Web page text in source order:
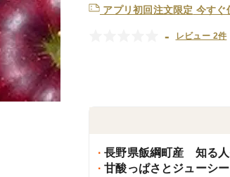
アプリ初回注文限定 今すぐ
- レビュー 2件
長野県飯綱町産 知る人
甘酸っぱさとジューシ